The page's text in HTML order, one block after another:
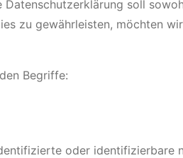
soll
zu gewährleisten, möchten
Begriffe:
oder identifizierbare